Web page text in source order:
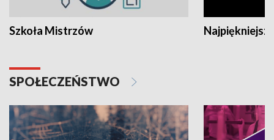
Szkoła Mistrzów
SPOŁECZEŃSTWO